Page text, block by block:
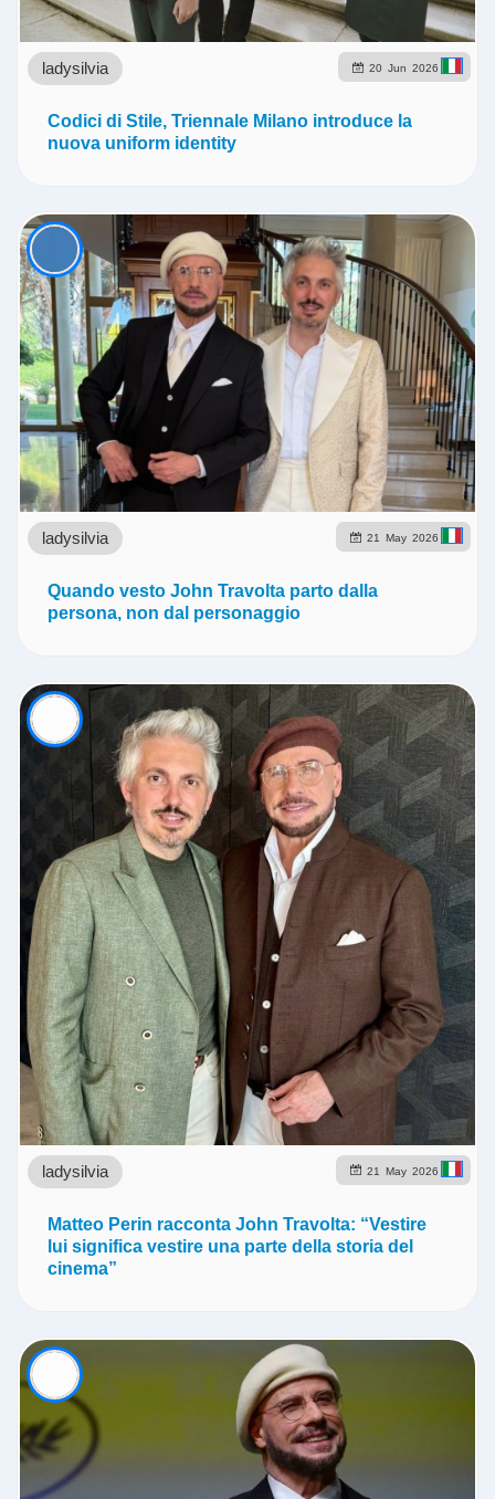
20 Jun 2026
ladysilvia
Codici di Stile, Triennale Milano introduce la
nuova uniform identity
21 May 2026
ladysilvia
Quando vesto John Travolta parto dalla
persona, non dal personaggio
21 May 2026
ladysilvia
Matteo Perin racconta John Travolta: “Vestire
lui significa vestire una parte della storia del
cinema”